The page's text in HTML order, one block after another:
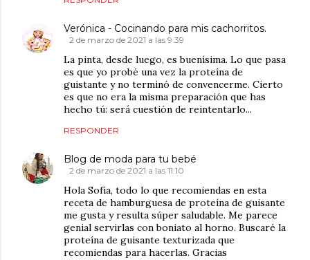
Verónica - Cocinando para mis cachorritos.
2 de marzo de 2021 a las 9:39
La pinta, desde luego, es buenísima. Lo que pasa
es que yo probé una vez la proteína de
guistante y no terminó de convencerme. Cierto
es que no era la misma preparación que has
hecho tú: será cuestión de reintentarlo...
RESPONDER
Blog de moda para tu bebé
2 de marzo de 2021 a las 11:10
Hola Sofía, todo lo que recomiendas en esta
receta de hamburguesa de proteína de guisante
me gusta y resulta súper saludable. Me parece
genial servirlas con boniato al horno. Buscaré la
proteína de guisante texturizada que
recomiendas para hacerlas. Gracias